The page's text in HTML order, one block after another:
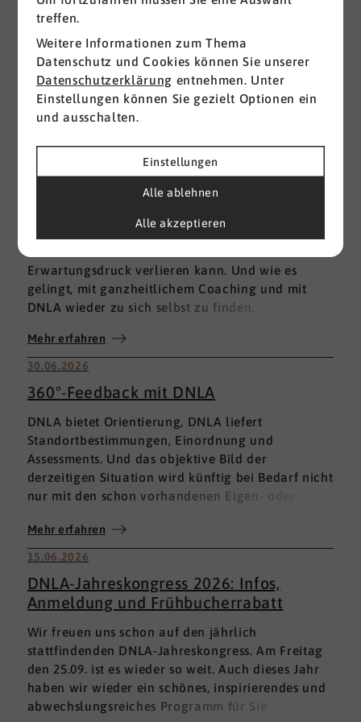
02.07.2026
Beruflich umorientieren und neue,
eigene Wege gehen
Erwartungsdruck verlieren kann. Und wie es
gelingt, mit ganzheitlichem Coaching und mit
DNLA wieder zu sich selbst zu finden.
Mehr erfahren
30.06.2026
360°-Feedback mit DNLA
DNLA bietet Orientierung, DNLA liefert
Standortbestimmungen, Einordnung und
Assessments. Und das objektive Bild der
derzeitigen Situation wird künftig bei Bedarf nicht
nur mit den schon vorhandenen Eigen- oder
umfassenden 360°-Feedback.
Mehr erfahren
15.06.2026
DNLA-Jahreskongress 2026: Infos,
Anmeldung und Frühbucherrabatt
Wir freuen uns schon auf den jährlich
stattfindenden DNLA-Jahreskongress. Am Freitag
den 25.09. ist es wieder so weit. Auch dieses Jahr
haben wir wieder ein schönes, inspirierendes und
abwechslungsreiches Programm für Sie
treffen.
Weitere Informationen zum Thema
Datenschutz und Cookies können Sie unserer
Datenschutzerklärung entnehmen. Unter
Einstellungen können Sie gezielt Optionen ein
und ausschalten.
Einstellungen
Alle ablehnen
Alle akzeptieren